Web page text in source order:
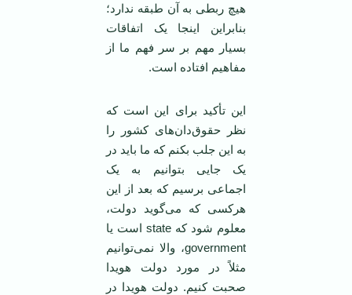
هیچ ربطی به آن طبقه ندارد؛
بنابراین اینجا یک اتفاقات
بسیار مهم بر سر فهم ما از
مفاهیم افتاده است.
این تأکید برای این است که
نظر حقوق‌دان‌های کشور را
به این جلب بکنم که ما باید در
یک جایی بتوانیم به یک
اجماعی برسیم که بعد از این
هرکسی که می‌گوید دولت،
معلوم شود که state است یا
government، والا نمی‌توانیم
مثلاً در مورد دولت هویدا
صحبت کنیم. دولت هویدا در